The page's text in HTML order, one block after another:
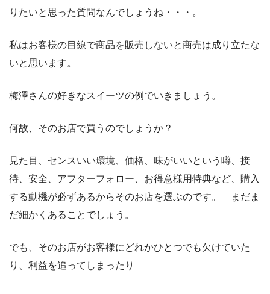
りたいと思った質問なんでしょうね・・・。
私はお客様の目線で商品を販売しないと商売は成り立たな
いと思います。
梅澤さんの好きなスイーツの例でいきましょう。
何故、そのお店で買うのでしょうか？
見た目、センスいい環境、価格、味がいいという噂、接
待、安全、アフターフォロー、お得意様用特典など、購入
する動機が必ずあるからそのお店を選ぶのです。 まだま
だ細かくあることでしょう。
でも、そのお店がお客様にどれかひとつでも欠けていた
り、利益を追ってしまったり